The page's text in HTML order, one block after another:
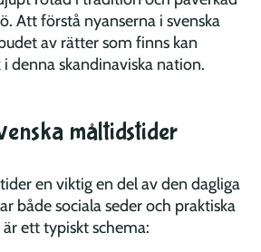
Att förstå nyanserna i svenska
av rätter som finns kan
denna skandinaviska nation.
måltidstider
en viktig en del av den dagliga
både sociala seder och praktiska
ett typiskt schema: